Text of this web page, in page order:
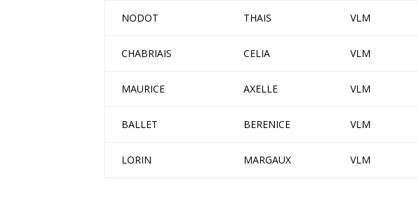
NODOT THAIS VLM
CHABRIAIS CELIA VLM
MAURICE AXELLE VLM
BALLET BERENICE VLM
LORIN MARGAUX VLM